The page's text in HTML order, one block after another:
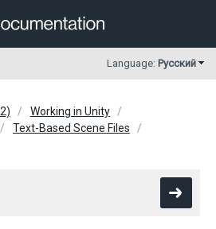
Language: Русский
Working in Unity
Text-Based Scene Files